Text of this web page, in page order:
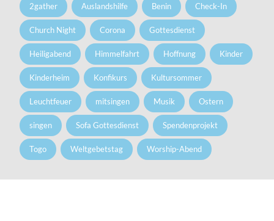
2gather Auslandshilfe Benin Check-In
Church Night Corona Gottesdienst
Heiligabend Himmelfahrt Hoffnung Kinder
Kinderheim Konfikurs Kultursommer
Leuchtfeuer mitsingen Musik Ostern
singen Sofa Gottesdienst Spendenprojekt
Togo Weltgebetstag Worship-Abend